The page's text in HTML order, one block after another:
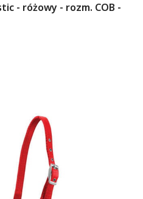
- różowy - rozm. COB -